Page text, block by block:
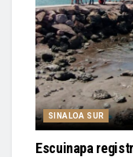
SINALOA SUR
Escuinapa